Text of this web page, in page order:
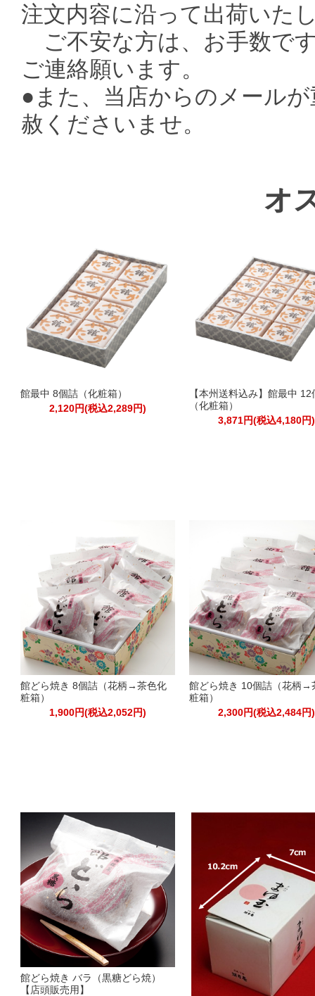
注文内容に沿って出荷いた
ご不安な方は、お手数で
ご連絡願います。
●また、当店からのメール
赦くださいませ。
オ
館最中 8個詰（化粧箱）
2,120円(税込2,289円)
【本州送料込み】館最中 12
（化粧箱）
3,871円(税込4,180円)
館どら焼き 8個詰（花柄→茶色化
粧箱）
1,900円(税込2,052円)
館どら焼き 10個詰（花柄→
粧箱）
2,300円(税込2,484円)
館どら焼き バラ（黒糖どら焼）
【店頭販売用】